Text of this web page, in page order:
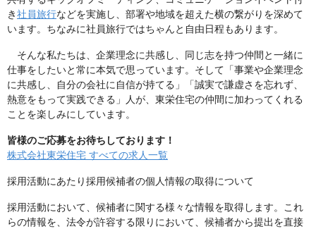
き社員旅行などを実施し、部署や地域を超えた横の繋がりを深めて
います。ちなみに社員旅行ではちゃんと自由日程もあります。
そんな私たちは、企業理念に共感し、同じ志を持つ仲間と一緒に
仕事をしたいと常に本気で思っています。そして「事業や企業理念
に共感し、自分の会社に自信が持てる」「誠実で謙虚さを忘れず、
熱意をもって実践できる」人が、東栄住宅の仲間に加わってくれる
ことを楽しみにしています。
皆様のご応募をお待ちしております！
株式会社東栄住宅 すべての求人一覧
採用活動にあたり採用候補者の個人情報の取得について
採用活動において、候補者に関する様々な情報を取得します。これ
らの情報を、法令が許容する限りにおいて、候補者から提出を直接